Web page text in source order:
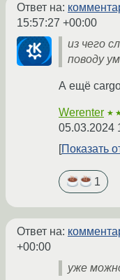
Ответ на:
15:57:27 +00:00
из чего
поводу
А ещё
Werenter
05.03.2024
Показать
1
Ответ на:
+00:00
уже